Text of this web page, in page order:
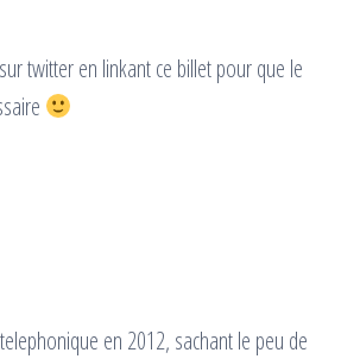
twitter en linkant ce billet pour que le
en 2012, sachant le peu de